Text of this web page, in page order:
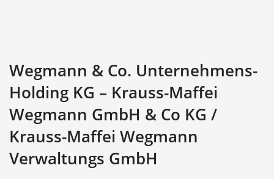
Wegmann & Co. Unternehmens-
Holding KG – Krauss-Maffei
Wegmann GmbH & Co KG /
Krauss-Maffei Wegmann
Verwaltungs GmbH